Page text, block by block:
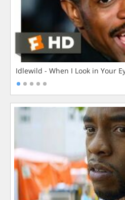
Idlewild - When I Look in Your